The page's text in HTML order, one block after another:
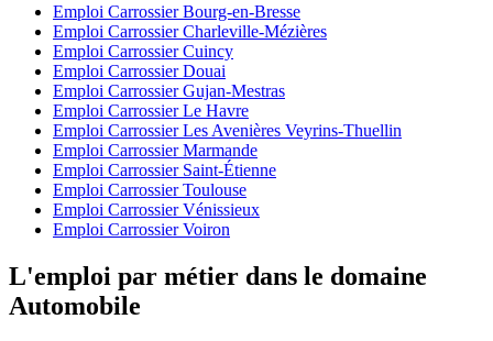
Emploi Carrossier Bourg-en-Bresse
Emploi Carrossier Charleville-Mézières
Emploi Carrossier Cuincy
Emploi Carrossier Douai
Emploi Carrossier Gujan-Mestras
Emploi Carrossier Le Havre
Emploi Carrossier Les Avenières Veyrins-Thuellin
Emploi Carrossier Marmande
Emploi Carrossier Saint-Étienne
Emploi Carrossier Toulouse
Emploi Carrossier Vénissieux
Emploi Carrossier Voiron
L'emploi par métier dans le domaine
Automobile